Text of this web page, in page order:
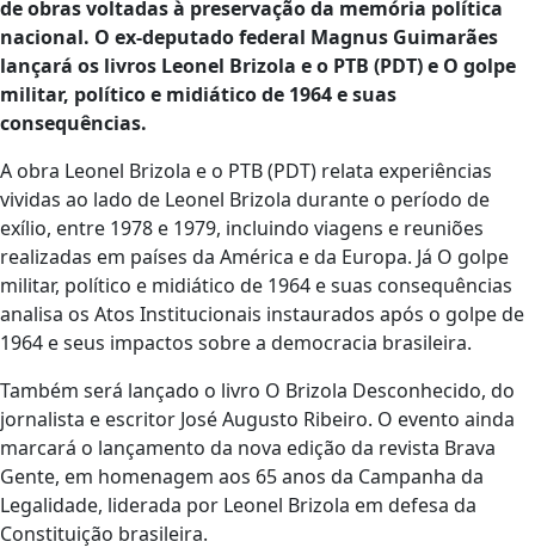
de obras voltadas à preservação da memória política
nacional. O ex-deputado federal Magnus Guimarães
lançará os livros Leonel Brizola e o PTB (PDT) e O golpe
militar, político e midiático de 1964 e suas
consequências.
A obra Leonel Brizola e o PTB (PDT) relata experiências
vividas ao lado de Leonel Brizola durante o período de
exílio, entre 1978 e 1979, incluindo viagens e reuniões
realizadas em países da América e da Europa. Já O golpe
militar, político e midiático de 1964 e suas consequências
analisa os Atos Institucionais instaurados após o golpe de
1964 e seus impactos sobre a democracia brasileira.
Também será lançado o livro O Brizola Desconhecido, do
jornalista e escritor José Augusto Ribeiro. O evento ainda
marcará o lançamento da nova edição da revista Brava
Gente, em homenagem aos 65 anos da Campanha da
Legalidade, liderada por Leonel Brizola em defesa da
Constituição brasileira.